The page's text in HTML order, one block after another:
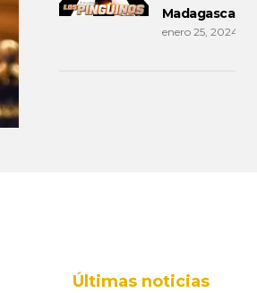
Madagascar
enero 25, 2024
Últimas noticias